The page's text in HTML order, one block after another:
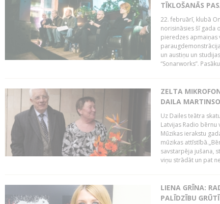
TĪKLOŠANĀS
22. februārī, klubā
norisināsies šī gada
pieredzes apmaiņas
un austiņu un
“Sonarworks”.
ZELTA
DAILA
Uz Dailes teātra
Latvijas Radio
Mūzikas ierakstu
mūzikas
savstarpēja jušana,
viņu strādāt un pat
LIENA GRĪNA:
PALĪDZĪBU